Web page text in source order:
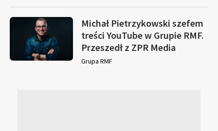
Michał Pietrzykowski szefem
treści YouTube w Grupie RMF.
Przeszedł z ZPR Media
Grupa RMF